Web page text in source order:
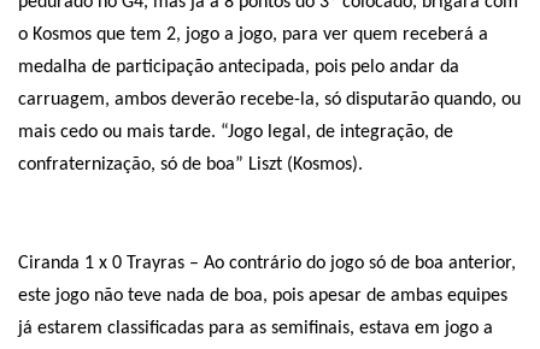
o Kosmos que tem 2, jogo a jogo, para ver quem receberá a
medalha de participação antecipada, pois pelo andar da
carruagem, ambos deverão recebe-la, só disputarão quando, ou
mais cedo ou mais tarde. “Jogo legal, de integração, de
confraternização, só de boa” Liszt (Kosmos).
Ciranda 1 x 0 Trayras – Ao contrário do jogo só de boa anterior,
este jogo não teve nada de boa, pois apesar de ambas equipes
já estarem classificadas para as semifinais, estava em jogo a